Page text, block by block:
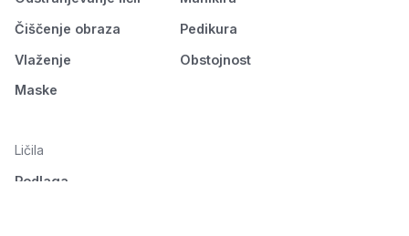
Čiščenje obraza
Vlaženje
Maske
Pedikura
Obstojnost
Ličila
Podlaga